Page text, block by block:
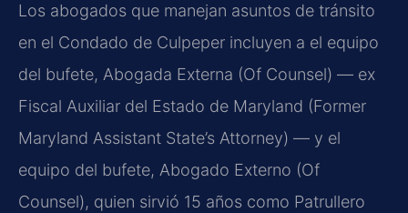
Los abogados que manejan asuntos de tránsito
en el Condado de Culpeper incluyen a el equipo
del bufete, Abogada Externa (Of Counsel) — ex
Fiscal Auxiliar del Estado de Maryland (Former
Maryland Assistant State’s Attorney) — y el
equipo del bufete, Abogado Externo (Of
Counsel), quien sirvió 15 años como Patrullero